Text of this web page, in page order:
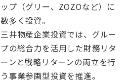
ップ（グリー、ZOZOなど）に
数多く投資。
三井物産企業投資では、グルー
プの総合力を活用した財務リタ
ーンと戦略リターンの両立を行
う事業参画型投資を推進。